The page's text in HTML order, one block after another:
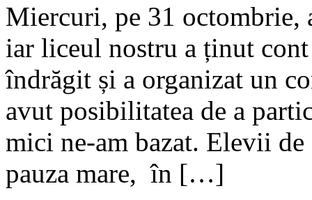
Miercuri, pe 31 octombrie,
iar liceul nostru a ținut
îndrăgit și a organizat un
avut posibilitatea de a
mici ne-am bazat. Elevii
pauza mare, în […]